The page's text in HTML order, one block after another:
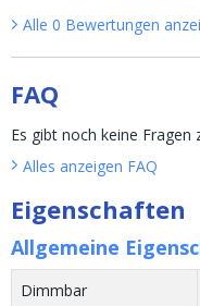
Alle 0 Bewertungen
FAQ
Es gibt noch keine Fragen
Alles anzeigen FAQ
Eigenschaften
Allgemeine
Dimmbar